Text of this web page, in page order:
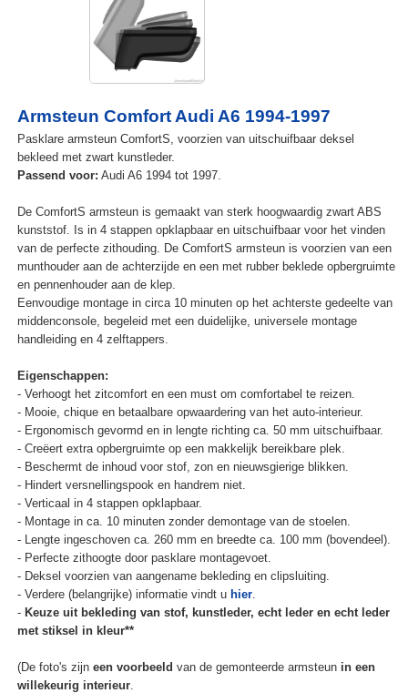
Armsteun Comfort Audi A6 1994-1997
Pasklare armsteun ComfortS, voorzien van uitschuifbaar deksel
bekleed met zwart kunstleder.
Passend voor: Audi A6 1994 tot 1997.
De ComfortS armsteun is gemaakt van sterk hoogwaardig zwart ABS
kunststof. Is in 4 stappen opklapbaar en uitschuifbaar voor het vinden
van de perfecte zithouding. De ComfortS armsteun is voorzien van een
munthouder aan de achterzijde en een met rubber beklede opbergruimte
en pennenhouder aan de klep.
Eenvoudige montage in circa 10 minuten op het achterste gedeelte van
middenconsole, begeleid met een duidelijke, universele montage
handleiding en 4 zelftappers.
Eigenschappen:
- Verhoogt het zitcomfort en een must om comfortabel te reizen.
- Mooie, chique en betaalbare opwaardering van het auto-interieur.
- Ergonomisch gevormd en in lengte richting ca. 50 mm uitschuifbaar.
- Creëert extra opbergruimte op een makkelijk bereikbare plek.
- Beschermt de inhoud voor stof, zon en nieuwsgierige blikken.
- Hindert versnellingspook en handrem niet.
- Verticaal in 4 stappen opklapbaar.
- Montage in ca. 10 minuten zonder demontage van de stoelen.
- Lengte ingeschoven ca. 260 mm en breedte ca. 100 mm (bovendeel).
- Perfecte zithoogte door pasklare montagevoet.
- Deksel voorzien van aangename bekleding en clipsluiting.
- Verdere (belangrijke) informatie vindt u hier.
- Keuze uit bekleding van stof, kunstleder, echt leder en echt leder
met stiksel in kleur**
(De foto's zijn een voorbeeld van de gemonteerde armsteun in een
willekeurig interieur.